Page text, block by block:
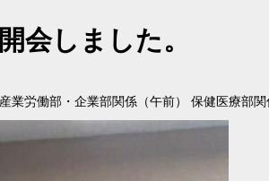
会しました。
労働部・企業部関係（午前） 保健医療部